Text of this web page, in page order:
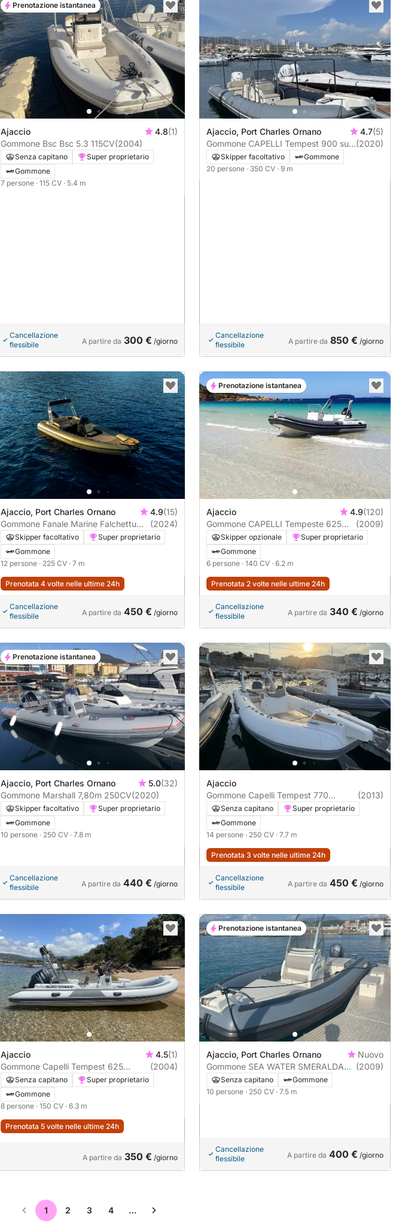
Ajaccio 4.8(1)
Gommone Bsc Bsc 5.3 115CV(2004)
Senza capitano
Super proprietario
Gommone
7 persone · 115 CV · 5.4 m
Cancellazione
flessibile
A partire da 300 € /giorno
Prenotazione istantanea
Ajaccio, Port Charles Ornano 4.7(5)
Gommone CAPELLI Tempest 900 sun
350CV
(2020)
Skipper facoltativo
Gommone
20 persone · 350 CV · 9 m
Cancellazione
flessibile
A partire da 850 € /giorno
Ajaccio, Port Charles Ornano 4.9(15)
Gommone Fanale Marine Falchettu
700 225CV
(2024)
Skipper facoltativo
Super proprietario
Gommone
12 persone · 225 CV · 7 m
Prenotata 4 volte nelle ultime 24h
Cancellazione
flessibile
A partire da 450 € /giorno
Ajaccio 4.9(120)
Gommone CAPELLI Tempeste 625
140CV
(2009)
Skipper opzionale
Super proprietario
Gommone
6 persone · 140 CV · 6.2 m
Prenotata 2 volte nelle ultime 24h
Cancellazione
flessibile
A partire da 340 € /giorno
Prenotazione istantanea
Ajaccio, Port Charles Ornano 5.0(32)
Gommone Marshall 7,80m 250CV(2020)
Skipper facoltativo
Super proprietario
Gommone
10 persone · 250 CV · 7.8 m
Cancellazione
flessibile
A partire da 440 € /giorno
Prenotazione istantanea
Ajaccio
Gommone Capelli Tempest 770
250CV
(2013)
Senza capitano
Super proprietario
Gommone
14 persone · 250 CV · 7.7 m
Prenotata 3 volte nelle ultime 24h
Cancellazione
flessibile
A partire da 450 € /giorno
Ajaccio 4.5(1)
Gommone Capelli Tempest 625
150CV
(2004)
Senza capitano
Super proprietario
Gommone
8 persone · 150 CV · 6.3 m
Prenotata 5 volte nelle ultime 24h
A partire da 350 € /giorno
Ajaccio, Port Charles Ornano
Nuovo
Gommone SEA WATER SMERALDA
250 250CV
(2009)
Senza capitano
Gommone
10 persone · 250 CV · 7.5 m
Cancellazione
flessibile
A partire da 400 € /giorno
Prenotazione istantanea
1 2 3 4 …